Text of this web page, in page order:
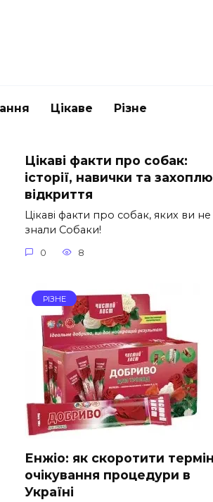
Цікаве Різне
Цікаві факти про собак:
історії, навички та
відкриття
Цікаві факти про собак, яких ви не
знали Собаки!
0 8
РІЗНЕ
Енжіо: як скоротити термін
очікування процедури в
Україні